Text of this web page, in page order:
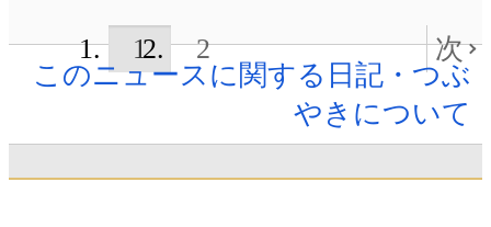
1 2
次
このニュースに関する日記・つぶ
やきについて